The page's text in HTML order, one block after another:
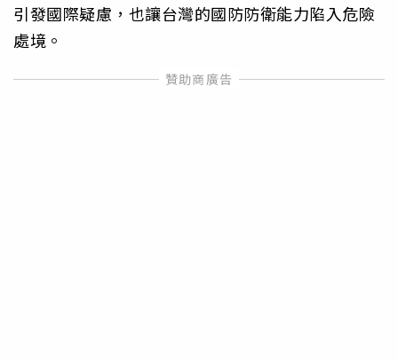
引發國際疑慮，也讓台灣的國防防衛能力陷入危險
處境。